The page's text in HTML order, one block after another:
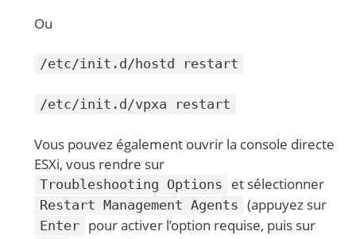
Ou
/etc/init.d/hostd restart
/etc/init.d/vpxa restart
Vous pouvez également ouvrir la console directe
ESXi, vous rendre sur
Troubleshooting Options et sélectionner
Restart Management Agents (appuyez sur
Enter pour activer l’option requise, puis sur